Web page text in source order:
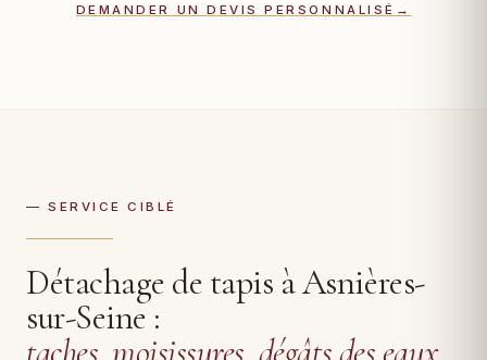
DEMANDER UN DEVIS PERSONNALISÉ →
— SERVICE CIBLÉ
Détachage de tapis à Asnières-
sur-Seine :
taches, moisissures, dégâts des eaux.